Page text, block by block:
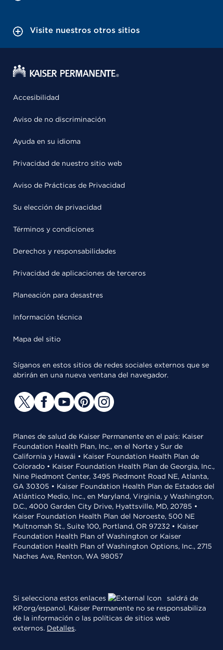
Visite nuestros otros sitios
Accesibilidad
Aviso de no discriminación
Ayuda en su idioma
Privacidad de nuestro sitio web
Aviso de Prácticas de Privacidad
Su elección de privacidad
Términos y condiciones
Derechos y responsabilidades
Privacidad de aplicaciones de terceros
Planeación para desastres
Información técnica
Mapa del sitio
Síganos en estos sitios de redes sociales externos que se
abrirán en una nueva ventana del navegador.
Planes de salud de Kaiser Permanente en el país: Kaiser
Foundation Health Plan, Inc., en el Norte y Sur de
California y Hawái • Kaiser Foundation Health Plan de
Colorado • Kaiser Foundation Health Plan de Georgia, Inc.,
Nine Piedmont Center, 3495 Piedmont Road NE, Atlanta,
GA 30305 • Kaiser Foundation Health Plan de Estados del
Atlántico Medio, Inc., en Maryland, Virginia, y Washington,
D.C., 4000 Garden City Drive, Hyattsville, MD, 20785 •
Kaiser Foundation Health Plan del Noroeste, 500 NE
Multnomah St., Suite 100, Portland, OR 97232 • Kaiser
Foundation Health Plan of Washington or Kaiser
Foundation Health Plan of Washington Options, Inc., 2715
Naches Ave, Renton, WA 98057
Si selecciona estos enlaces
saldrá de
KP.org/espanol. Kaiser Permanente no se responsabiliza
de la información o las políticas de sitios web
externos. Detalles.